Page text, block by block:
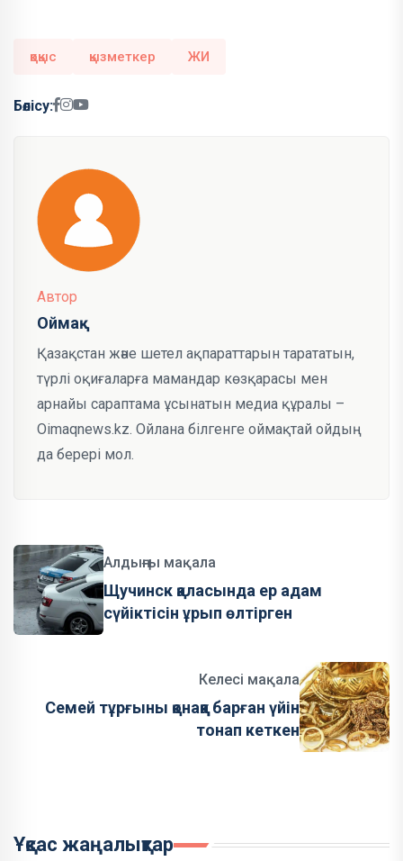
қоқыс қызметкер ЖИ
Бөлісу:
Автор
Оймақ
Қазақстан және шетел ақпараттарын тарататын,
түрлі оқиғаларға мамандар көзқарасы мен
арнайы сараптама ұсынатын медиа құралы –
Oimaqnews.kz. Ойлана білгенге оймақтай ойдың
да берері мол.
Алдыңғы мақала
Щучинск қаласында ер адам
сүйіктісін ұрып өлтірген
Келесі мақала
Семей тұрғыны қонаққа барған үйін
тонап кеткен
Ұқсас жаңалықтар